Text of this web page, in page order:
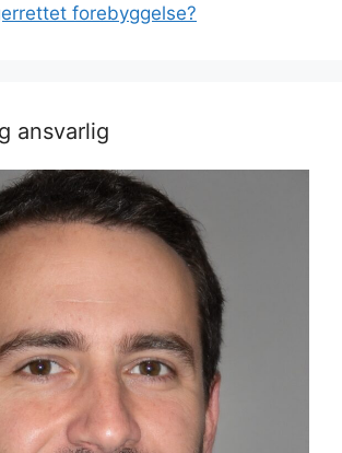
forebyggelse?
ansvarlig